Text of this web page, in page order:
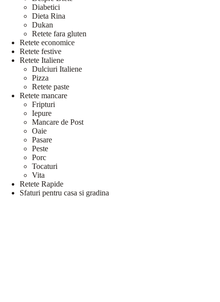
Diabetici
Dieta Rina
Dukan
Retete fara gluten
Retete economice
Retete festive
Retete Italiene
Dulciuri Italiene
Pizza
Retete paste
Retete mancare
Fripturi
Iepure
Mancare de Post
Oaie
Pasare
Peste
Porc
Tocaturi
Vita
Retete Rapide
Sfaturi pentru casa si gradina